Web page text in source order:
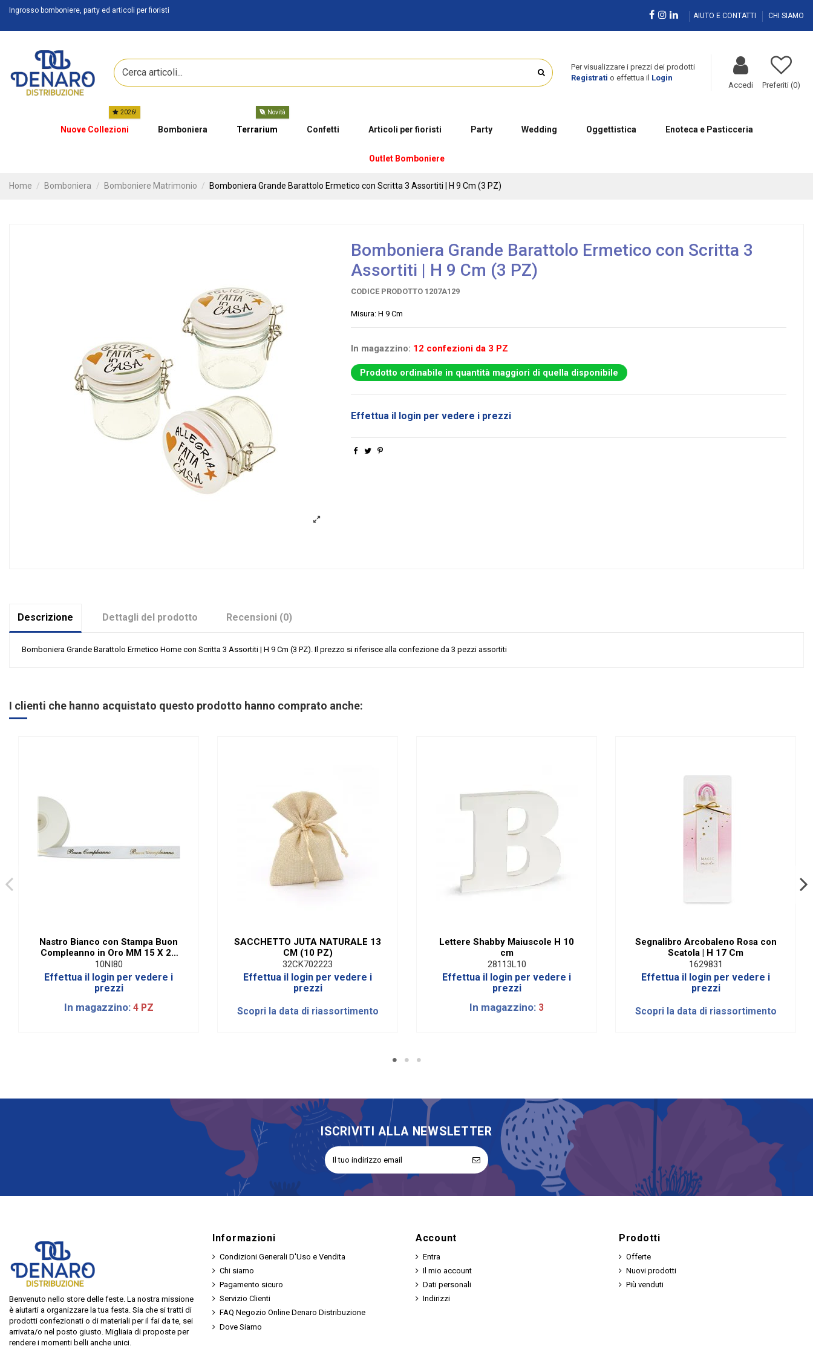
Ingrosso bomboniere, party ed articoli per fioristi
AIUTO E CONTATTI CHI SIAMO
Per visualizzare i prezzi dei prodotti
Registrati o effettua il Login
Accedi Preferiti (0)
Nuove Collezioni
2026!
Bomboniera Terrarium
Novità
Confetti Articoli per fioristi Party Wedding Oggettistica Enoteca e Pasticceria
Outlet Bomboniere
Home Bomboniera Bomboniere Matrimonio Bomboniera Grande Barattolo Ermetico con Scritta 3 Assortiti | H 9 Cm (3 PZ)
Bomboniera Grande Barattolo Ermetico con Scritta 3
Assortiti | H 9 Cm (3 PZ)
CODICE PRODOTTO 1207A129
Misura: H 9 Cm
In magazzino: 12 confezioni da 3 PZ
Prodotto ordinabile in quantità maggiori di quella disponibile
Effettua il login per vedere i prezzi
Descrizione Dettagli del prodotto Recensioni (0)
Bomboniera Grande Barattolo Ermetico Home con Scritta 3 Assortiti | H 9 Cm (3 PZ). Il prezzo si riferisce alla confezione da 3 pezzi assortiti
I clienti che hanno acquistato questo prodotto hanno comprato anche:
Nastro Bianco con Stampa Buon
Compleanno in Oro MM 15 X 25
MT
10NI80
Effettua il login per vedere i
prezzi
In magazzino: 4 PZ
SACCHETTO JUTA NATURALE 13
CM (10 PZ)
32CK702223
Effettua il login per vedere i
prezzi
Scopri la data di riassortimento
Lettere Shabby Maiuscole H 10
cm
28113L10
Effettua il login per vedere i
prezzi
In magazzino: 3
Segnalibro Arcobaleno Rosa con
Scatola | H 17 Cm
1629831
Effettua il login per vedere i
prezzi
Scopri la data di riassortimento
ISCRIVITI ALLA NEWSLETTER
Benvenuto nello store delle feste. La nostra missione
è aiutarti a organizzare la tua festa. Sia che si tratti di
prodotti confezionati o di materiali per il fai da te, sei
arrivata/o nel posto giusto. Migliaia di proposte per
rendere i momenti belli anche unici.
Informazioni
Condizioni Generali D'Uso e Vendita
Chi siamo
Pagamento sicuro
Servizio Clienti
FAQ Negozio Online Denaro Distribuzione
Dove Siamo
Account
Entra
Il mio account
Dati personali
Indirizzi
Prodotti
Offerte
Nuovi prodotti
Più venduti